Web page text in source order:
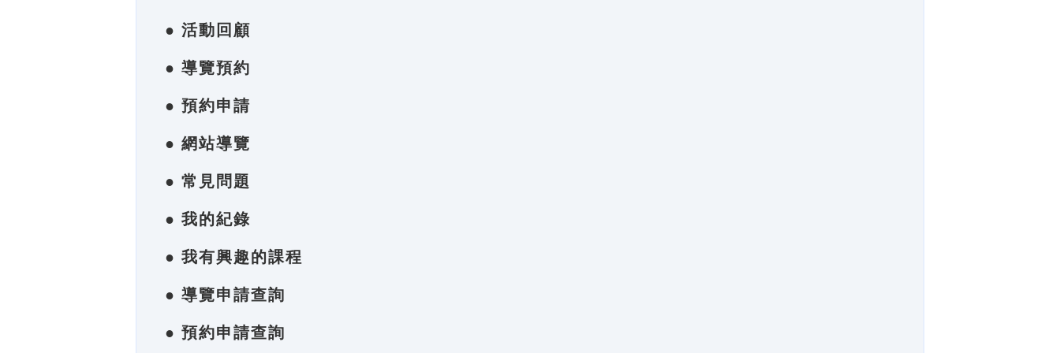
● 活動回顧
● 導覽預約
● 預約申請
● 網站導覽
● 常見問題
● 我的紀錄
● 我有興趣的課程
● 導覽申請查詢
● 預約申請查詢